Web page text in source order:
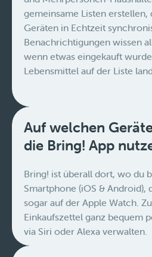
gemeinsame Listen erstellen,
Geräten in Echtzeit
Benachrichtigungen wissen
wenn etwas eingekauft
Lebensmittel auf der Liste
Auf welchen
die Bring! App
Bring! ist überall dort, wo du
Smartphone (iOS & Android),
sogar auf der Apple Watch.
Einkaufszettel ganz bequem
via Siri oder Alexa verwalten.